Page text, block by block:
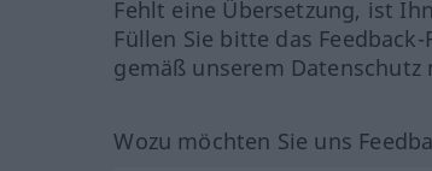
Fehlt eine Übersetzung, ist
Füllen Sie bitte das
gemäß unserem
Wozu möchten Sie uns